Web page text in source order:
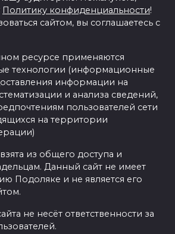
Политику конфиденциальности!
сайтом, вы соглашаетесь с
ресурсе применяются
технологии (информационные
информации на
и анализа сведений,
пользователей сети
на территории
из общего доступа и
Данный сайт не имеет
Подоляке и не является его
не несёт ответственности за